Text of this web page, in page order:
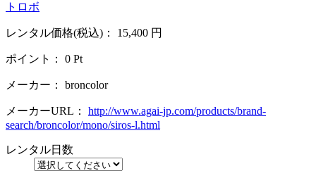
トロボ
レンタル価格(税込)： 15,400 円
ポイント： 0 Pt
メーカー： broncolor
メーカーURL：
http://www.agai-jp.com/products/brand-
search/broncolor/mono/siros-l.html
レンタル日数